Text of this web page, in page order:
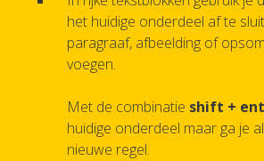
het huidige onderdeel af te
paragraaf, afbeelding of
voegen.
Met de combinatie shift +
huidige onderdeel maar ga je
nieuwe regel.